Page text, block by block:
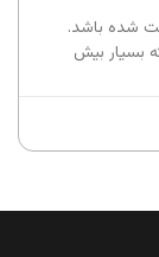
شده باشد.
بیش